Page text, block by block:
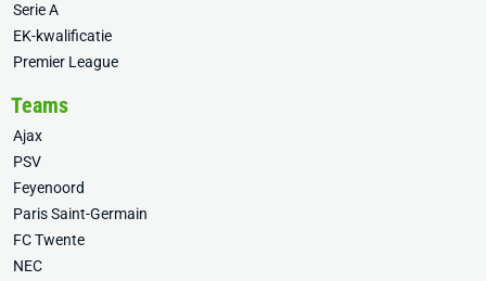
Serie A
EK-kwalificatie
Premier League
Teams
Ajax
PSV
Feyenoord
Paris Saint-Germain
FC Twente
NEC